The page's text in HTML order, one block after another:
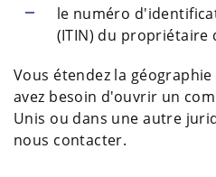
le numéro
(ITIN) du propriétaire
Vous étendez la
avez besoin d'ouvrir un
Unis ou dans une autre
nous contacter.